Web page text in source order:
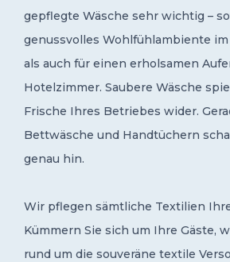
gepflegte Wäsche sehr wichtig –
genussvolles Wohlfühlambiente im
als auch für einen erholsamen
Hotelzimmer. Saubere Wäsche
Frische Ihres Betriebes wider.
Bettwäsche und Handtüchern
genau hin.
Wir pflegen sämtliche Textilien
Kümmern Sie sich um Ihre Gäste,
rund um die souveräne textile